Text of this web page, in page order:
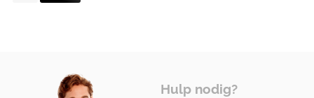
Hulp nodig?